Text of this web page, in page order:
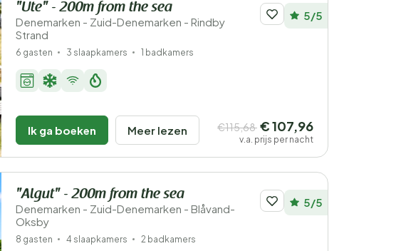
"Ute" - 200m from the sea
Denemarken - Zuid-Denemarken - Rindby
Strand
5/5
6 gasten 3 slaapkamers 1 badkamers
Ik ga boeken Meer lezen €115,68 € 107,96
v.a. prijs per nacht
"Algut" - 200m from the sea
Denemarken - Zuid-Denemarken - Blåvand-
Oksby
5/5
8 gasten 4 slaapkamers 2 badkamers